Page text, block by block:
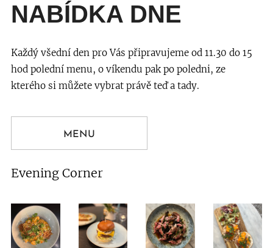
NABÍDKA DNE
Každý všední den pro Vás připravujeme od 11.30 do 15
hod polední menu, o víkendu pak po poledni, ze
kterého si můžete vybrat právě teď a tady.
MENU
Evening Corner